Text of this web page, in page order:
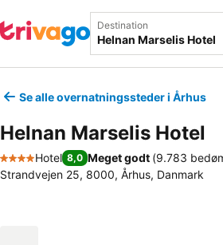
Destination
Se alle overnatningssteder i Århus
Helnan Marselis Hotel
4 Stjerner
Hotel 8,0 Meget godt (9.783
Strandvejen 25, 8000, Århus, Danmark